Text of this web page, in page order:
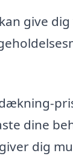
give
dine
dig